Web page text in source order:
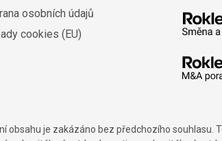
osobních údajů
cookies (EU)
obsahu je zakázáno bez předchozího